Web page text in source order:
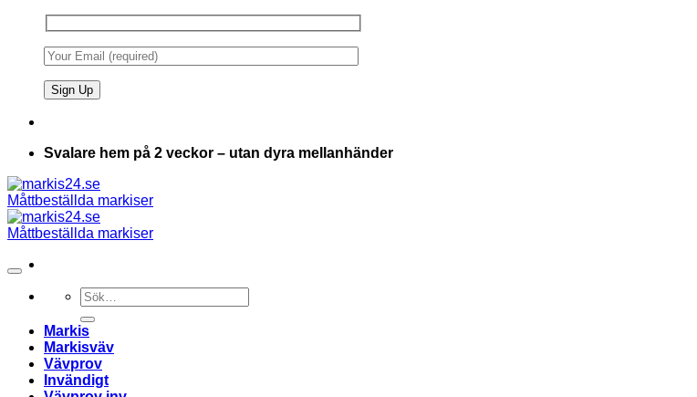
Svalare hem på 2 veckor – utan dyra mellanhänder
Sök
efter:
Markis
Markisväv
Vävprov
Invändigt